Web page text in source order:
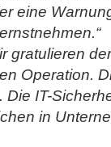
eine
gratulieren
Operation.
IT-
in